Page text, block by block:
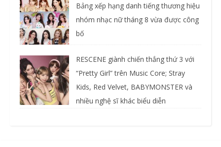
Bảng xếp hạng danh tiếng thương hiệu
nhóm nhạc nữ tháng 8 vừa được công
bố
RESCENE giành chiến thắng thứ 3 với
“Pretty Girl” trên Music Core; Stray
Kids, Red Velvet, BABYMONSTER và
nhiều nghệ sĩ khác biểu diễn